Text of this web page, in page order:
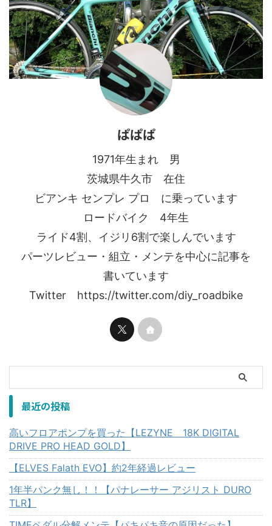
ぱぱぱ
1971年生まれ 男
茨城県牛久市 在住
ビアンキ センプレ プロ に乗っています
ロードバイク 4年生
ライド4割、イジリ6割で楽しんでいます
パーツレビュー・組立・メンテを中心に記事を
書いています
Twitter https://twitter.com/diy_roadbike
最近の投稿
高いフロアポンプを買った【LEZYNE 18K DIGITAL
DRIVE PRO HEAD GOLD】
【ELVES Falath EVO】約2年経過レビュー
1年半パンク無し！！【パナレーサー アジリスト DURO
TLR】